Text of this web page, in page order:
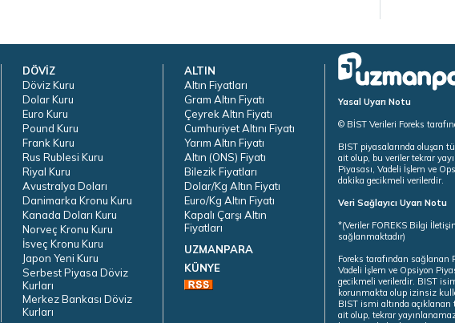
DÖVİZ
Döviz Kuru
Dolar Kuru
Euro Kuru
Pound Kuru
Frank Kuru
Rus Rublesi Kuru
Riyal Kuru
Avustralya Doları
Danimarka Kronu Kuru
Kanada Doları Kuru
Norveç Kronu Kuru
İsveç Kronu Kuru
Japon Yeni Kuru
Serbest Piyasa Döviz
Kurları
Merkez Bankası Döviz
Kurları
ALTIN
Altın Fiyatları
Gram Altın Fiyatı
Çeyrek Altın Fiyatı
Cumhuriyet Altını Fiyatı
Yarım Altın Fiyatı
Altın (ONS) Fiyatı
Bilezik Fiyatları
Dolar/Kg Altın Fiyatı
Euro/Kg Altın Fiyatı
Kapalı Çarşı Altın
Fiyatları
UZMANPARA
KÜNYE
Yasal Uyarı Notu
© BİST Verileri Foreks
BIST piyasalarında oluşan
ait olup, bu veriler tekrar
Piyasası, Vadeli İşlem ve
dakika gecikmeli verilerdir.
Veri Sağlayıcı Uyarı Notu
*(Veriler FOREKS Bilgi
sağlanmaktadır)
Foreks tarafından sağlanan
Vadeli İşlem ve Opsiyon
gecikmeli verilerdir. BIST
korunmakta olup izinsiz
BIST ismi altında
ait olup, tekrar